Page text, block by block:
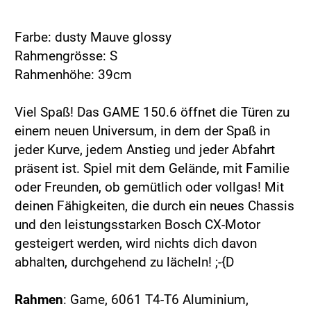
Farbe: dusty Mauve glossy
Rahmengrösse: S
Rahmenhöhe: 39cm
Viel Spaß! Das GAME 150.6 öffnet die Türen zu
einem neuen Universum, in dem der Spaß in
jeder Kurve, jedem Anstieg und jeder Abfahrt
präsent ist. Spiel mit dem Gelände, mit Familie
oder Freunden, ob gemütlich oder vollgas! Mit
deinen Fähigkeiten, die durch ein neues Chassis
und den leistungsstarken Bosch CX-Motor
gesteigert werden, wird nichts dich davon
abhalten, durchgehend zu lächeln! ;-{D
Rahmen: Game, 6061 T4-T6 Aluminium,